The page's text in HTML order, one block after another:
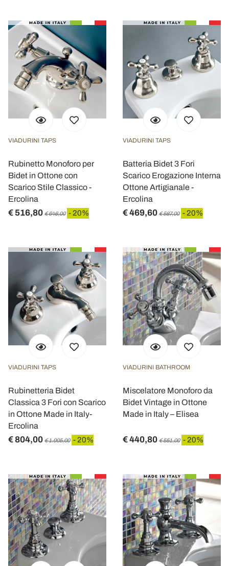
VIADURINI TAPS
Rubinetto Monoforo per
Bidet in Ottone con
Scarico Stile Classico -
Ercolina
€ 516,80 € 646,00 - 20%
VIADURINI TAPS
Batteria Bidet 3 Fori
Scarico Erogazione Interna
Ottone Artigianale -
Ercolina
€ 469,60 € 587,00 - 20%
VIADURINI TAPS
Rubinetteria Bidet
Classica 3 Fori con Scarico
in Ottone Made in Italy-
Ercolina
€ 804,00 € 1.005,00 - 20%
VIADURINI BATHROOM
Miscelatore Monoforo da
Bidet Vintage in Ottone
Made in Italy – Elisea
€ 440,80 € 551,00 - 20%